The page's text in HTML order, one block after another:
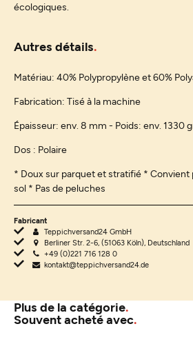
écologiques.
Autres détails
Matériau: 40% Polypropylène et 60%
Fabrication: Tisé à la machine
Épaisseur: env. 8 mm - Poids: env. 1330
Dos : Polaire
* Doux sur parquet et stratifié * Convient
sol * Pas de peluches
Fabricant
Teppichversand24 GmbH
Berliner Str. 2-6, (51063 Köln), Deutschland
+49 (0)221 716 128 0
kontakt@teppichversand24.de
Plus de la catégorie
Souvent acheté avec